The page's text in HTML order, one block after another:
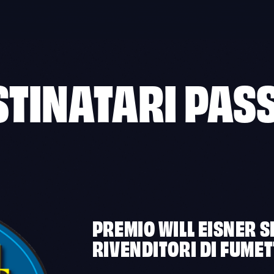
PREMIO WILL EISNER
RIVENDITORI DI